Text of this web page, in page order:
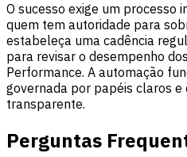
O sucesso exige um processo
quem tem autoridade para
estabeleça uma cadência
para revisar o desempenho
Performance. A automação
governada por papéis claros e
transparente.
Perguntas